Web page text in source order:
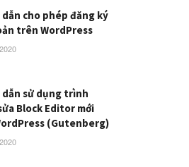
dẫn cho phép đăng ký
trên WordPress
dẫn sử dụng trình
Block Editor mới
(Gutenberg)